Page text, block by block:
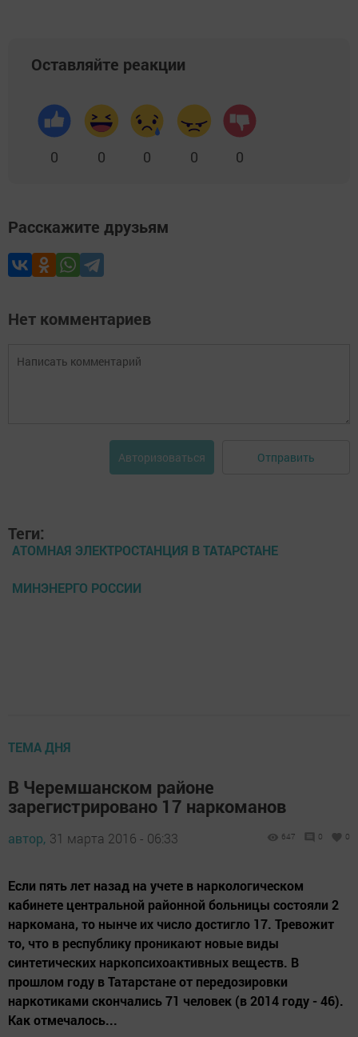
Оставляйте реакции
0 0 0 0 0
Расскажите друзьям
Нет комментариев
Авторизоваться Отправить
Теги:
АТОМНАЯ ЭЛЕКТРОСТАНЦИЯ В ТАТАРСТАНЕ
МИНЭНЕРГО РОССИИ
ТЕМА ДНЯ
В Черемшанском районе
зарегистрировано 17 наркоманов
автор, 31 марта 2016 - 06:33 647 0 0
Если пять лет назад на учете в наркологическом
кабинете центральной районной больницы состояли 2
наркомана, то нынче их число достигло 17. Тревожит
то, что в республику проникают новые виды
синтетических наркопсихоактивных веществ. В
прошлом году в Татарстане от передозировки
наркотиками скончались 71 человек (в 2014 году - 46).
Как отмечалось...